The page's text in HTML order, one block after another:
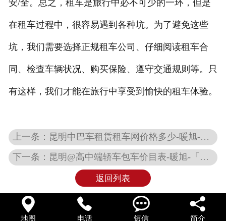
安/全。总之，租车是旅行中必不可少的一环，但是
在租车过程中，很容易遇到各种坑。为了避免这些
坑，我们需要选择正规租车公司、仔细阅读租车合
同、检查车辆状况、购买保险、遵守交通规则等。只
有这样，我们才能在旅行中享受到愉快的租车体验。
上一条：昆明中巴车租赁租车网价格多少-暖旭-「租考斯特」
下一条：昆明@高中端轿车包车价目表-暖旭-「百度热搜榜 热点排名」
返回列表

地图

电话

短信

简介